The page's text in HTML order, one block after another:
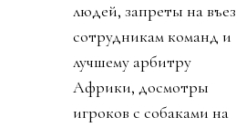
проигрывали наши
сборные, собирались на
трибунах и у
телевизоров с друзьями
и вкусняшками.